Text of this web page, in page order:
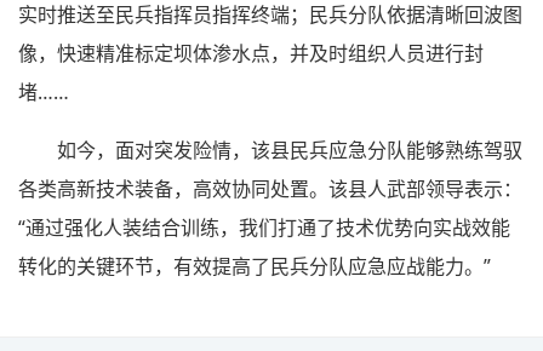
实时推送至民兵指挥员指挥终端；民兵分队依据清晰回波图
像，快速精准标定坝体渗水点，并及时组织人员进行封
堵……
如今，面对突发险情，该县民兵应急分队能够熟练驾驭
各类高新技术装备，高效协同处置。该县人武部领导表示：
“通过强化人装结合训练，我们打通了技术优势向实战效能
转化的关键环节，有效提高了民兵分队应急应战能力。”